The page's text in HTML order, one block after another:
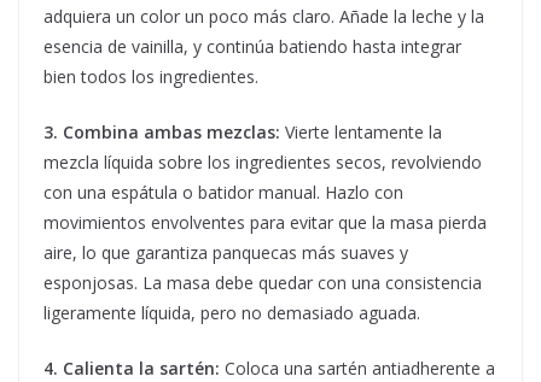
adquiera un color un poco más claro. Añade la leche y la
esencia de vainilla, y continúa batiendo hasta integrar
bien todos los ingredientes.
3. Combina ambas mezclas: Vierte lentamente la
mezcla líquida sobre los ingredientes secos, revolviendo
con una espátula o batidor manual. Hazlo con
movimientos envolventes para evitar que la masa pierda
aire, lo que garantiza panquecas más suaves y
esponjosas. La masa debe quedar con una consistencia
ligeramente líquida, pero no demasiado aguada.
4. Calienta la sartén: Coloca una sartén antiadherente a